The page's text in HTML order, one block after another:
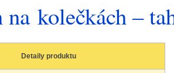
kolečkách –
Detaily produktu